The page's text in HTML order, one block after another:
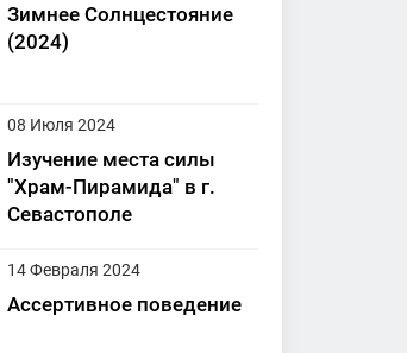
Зимнее Солнцестояние
(2024)
08 Июля 2024
Изучение места силы
"Храм-Пирамида" в г.
Севастополе
14 Февраля 2024
Ассертивное поведение